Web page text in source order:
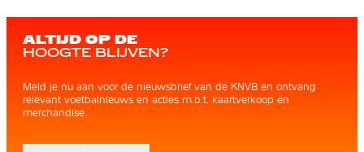
ALTIJD OP DE
HOOGTE BLIJVEN?
Meld je nu aan voor de nieuwsbrief van de KNVB en ontvang
relevant voetbalnieuws en acties m.b.t. kaartverkoop en
merchandise.